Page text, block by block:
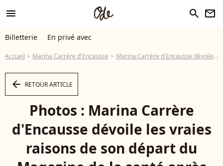
menu search newsletter
Billetterie En privé avec
Accueil Marina Carrère d'Encausse Marina Carrère d'Encausse dévoile les vraies raisons de son départ du Magazine de la santé après 26 ans : "Je pense que quand même j'avais..."
arrow_left RETOUR ARTICLE
Photos : Marina Carrère
d'Encausse dévoile les vraies
raisons de son départ du